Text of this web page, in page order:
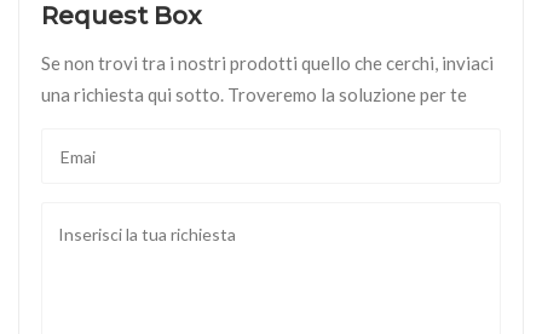
Request Box
Se non trovi tra i nostri prodotti quello che cerchi, inviaci
una richiesta qui sotto. Troveremo la soluzione per te